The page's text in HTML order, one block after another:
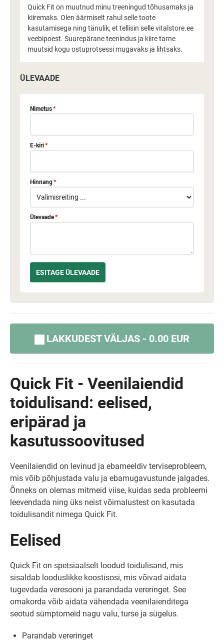
Quick Fit on muutnud minu treeningud tõhusamaks ja
kiiremaks. Olen äärmiselt rahul selle toote
kasutamisega ning tänulik, et tellisin selle vitalstore.ee
veebipoest. Suurepärane teenindus ja kiire tarne
muutsid kogu ostuprotsessi mugavaks ja lihtsaks.
ÜLEVAADE
Nimetus*
E-kiri*
Hinnang*
Ülevaade*
LAKKUDEST VÄLJAS - 0.00 EUR
Quick Fit - Veenilaiendid
toidulisand: eelised,
eripärad ja
kasutussoovitused
Veenilaiendid on levinud ja ebameeldiv terviseprobleem,
mis võib põhjustada valu ja ebamugavustunde jalgades.
Õnneks on olemas mitmeid viise, kuidas seda probleemi
leevendada ning üks neist võimalustest on kasutada
toidulisandit nimega Quick Fit.
Eelised
Quick Fit on spetsiaalselt loodud toidulisand, mis
sisaldab looduslikke koostisosi, mis võivad aidata
tugevdada veresooni ja parandada vereringet. See
omakorda võib aidata vähendada veenilaienditega
seotud sümptomeid nagu valu, turse ja sügelus.
Parandab vereringet